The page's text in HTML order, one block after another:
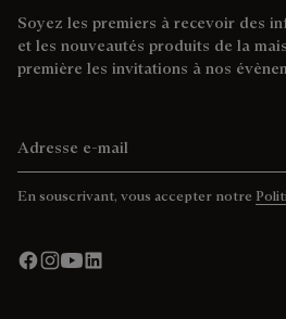
Soyez les premiers à recevoir des
et les nouveautés produits de la
première les invitations à nos
En souscrivant, vous accepter notre